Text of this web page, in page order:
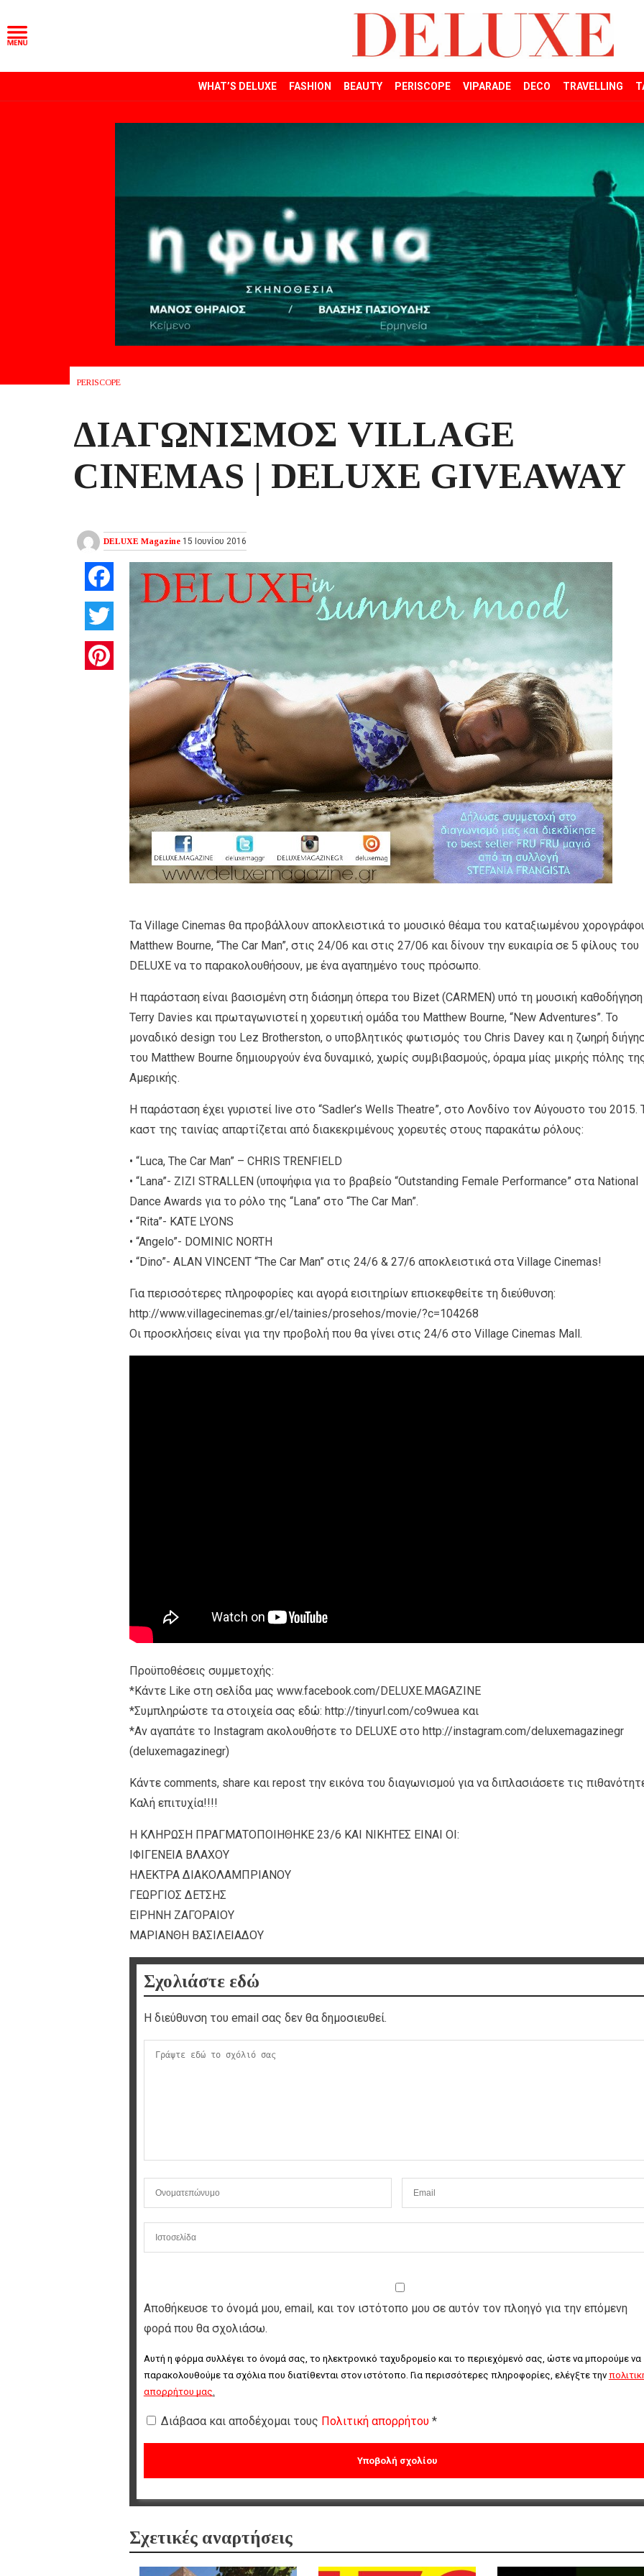
WHAT’S DELUXE FASHION BEAUTY PERISCOPE VIPARADE DECO TRAVELLING
PERISCOPE
ΔΙΑΓΩΝΙΣΜΟΣ VILLAGE
CINEMAS | DELUXE GIVEAWAY
DELUXE Magazine 15 Ιουνίου 2016
Facebook
Twitter
Τα Village Cinemas θα προβάλλουν αποκλειστικά το μουσικό θέαμα του καταξιωμένου
Matthew Bourne, “The Car Man”, στις 24/06 και στις 27/06 και δίνουν την ευκαιρία σε 5 φίλους του
DELUXE να το παρακολουθήσουν, με ένα αγαπημένο τους πρόσωπο.
Η παράσταση είναι βασισμένη στη διάσημη όπερα του Bizet (CARMEN) υπό τη μουσική
Terry Davies και πρωταγωνιστεί η χορευτική ομάδα του Matthew Bourne, “New Adventures”. Το
μοναδικό design του Lez Brotherston, ο υποβλητικός φωτισμός του Chris Davey και η ζωηρή
του Matthew Bourne δημιουργούν ένα δυναμικό, χωρίς συμβιβασμούς, όραμα μίας μικρής πόλης
Αμερικής.
Η παράσταση έχει γυριστεί live στο “Sadler’s Wells Theatre”, στο Λονδίνο τον Αύγουστο του 2015.
καστ της ταινίας απαρτίζεται από διακεκριμένους χορευτές στους παρακάτω ρόλους:
• “Luca, The Car Man” – CHRIS TRENFIELD
• “Lana”- ZIZI STRALLEN (υποψήφια για το βραβείο “Outstanding Female Performance” στα National
Dance Awards για το ρόλο της “Lana” στο “The Car Man”.
• “Rita”- KATE LYONS
• “Angelo”- DOMINIC NORTH
• “Dino”- ALAN VINCENT “The Car Man” στις 24/6 & 27/6 αποκλειστικά στα Village Cinemas!
Για περισσότερες πληροφορίες και αγορά εισιτηρίων επισκεφθείτε τη διεύθυνση:
http://www.villagecinemas.gr/el/tainies/prosehos/movie/?c=104268
Οι προσκλήσεις είναι για την προβολή που θα γίνει στις 24/6 στο Village Cinemas Mall.
Προϋποθέσεις συμμετοχής:
*Κάντε Like στη σελίδα μας www.facebook.com/DELUXE.MAGAZINE
*Συμπληρώστε τα στοιχεία σας εδώ: http://tinyurl.com/co9wuea και
*Αν αγαπάτε το Instagram ακολουθήστε το DELUXE στο http://instagram.com/deluxemagazinegr
(deluxemagazinegr)
Κάντε comments, share και repost την εικόνα του διαγωνισμού για να διπλασιάσετε τις
Καλή επιτυχία!!!!
Η ΚΛΗΡΩΣΗ ΠΡΑΓΜΑΤΟΠΟΙΗΘΗΚΕ 23/6 ΚΑΙ ΝΙΚΗΤΕΣ ΕΙΝΑΙ ΟΙ:
ΙΦΙΓΕΝΕΙΑ ΒΛΑΧΟΥ
ΗΛΕΚΤΡΑ ΔΙΑΚΟΛΑΜΠΡΙΑΝΟΥ
ΓΕΩΡΓΙΟΣ ΔΕΤΣΗΣ
ΕΙΡΗΝΗ ΖΑΓΟΡΑΙΟΥ
ΜΑΡΙΑΝΘΗ ΒΑΣΙΛΕΙΑΔΟΥ
Σχολιάστε εδώ
Η διεύθυνση του email σας δεν θα δημοσιευθεί.
Αποθήκευσε το όνομά μου, email, και τον ιστότοπο μου σε αυτόν τον πλοηγό για την επόμενη
φορά που θα σχολιάσω.
Αυτή η φόρμα συλλέγει το όνομά σας, το ηλεκτρονικό ταχυδρομείο και το περιεχόμενό σας, ώστε να μπορούμε να
παρακολουθούμε τα σχόλια που διατίθενται στον ιστότοπο. Για περισσότερες πληροφορίες, ελέγξτε την
απορρήτου μας.
Διάβασα και αποδέχομαι τους Πολιτική απορρήτου *
Σχετικές αναρτήσεις